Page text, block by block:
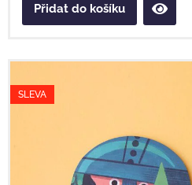
Přidat do košíku
SLEVA